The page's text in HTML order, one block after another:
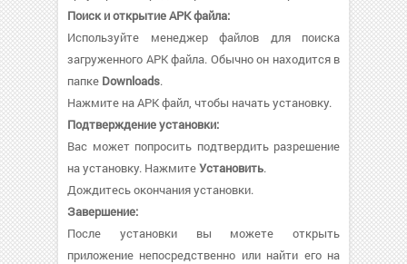
Поиск и открытие APK файла:
Используйте менеджер файлов для поиска
загруженного APK файла. Обычно он находится в
папке Downloads.
Нажмите на APK файл, чтобы начать установку.
Подтверждение установки:
Вас может попросить подтвердить разрешение
на установку. НажмитеУстановить.
Дождитесь окончания установки.
Завершение:
После установки вы можете открыть
приложение непосредственно или найти его на